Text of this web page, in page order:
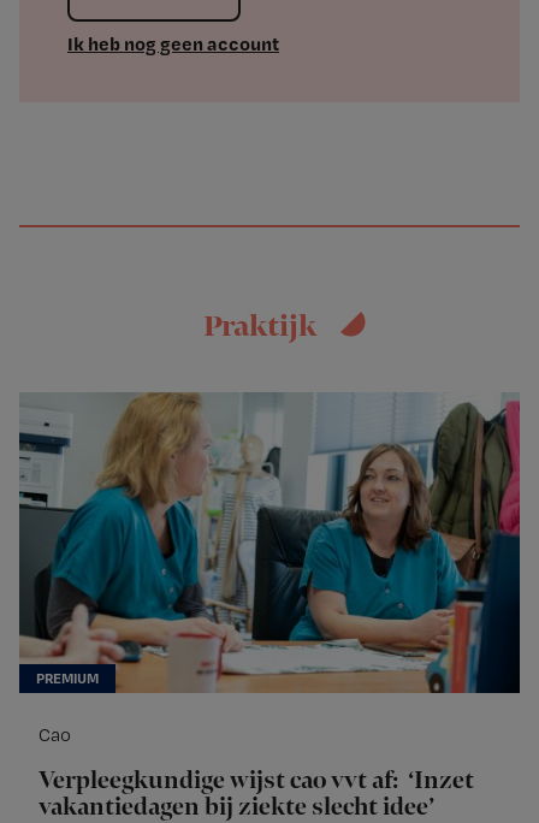
Ik heb nog geen account
Praktijk
Cao
Verpleegkundige wijst cao vvt af: ‘Inzet
vakantiedagen bij ziekte slecht idee’